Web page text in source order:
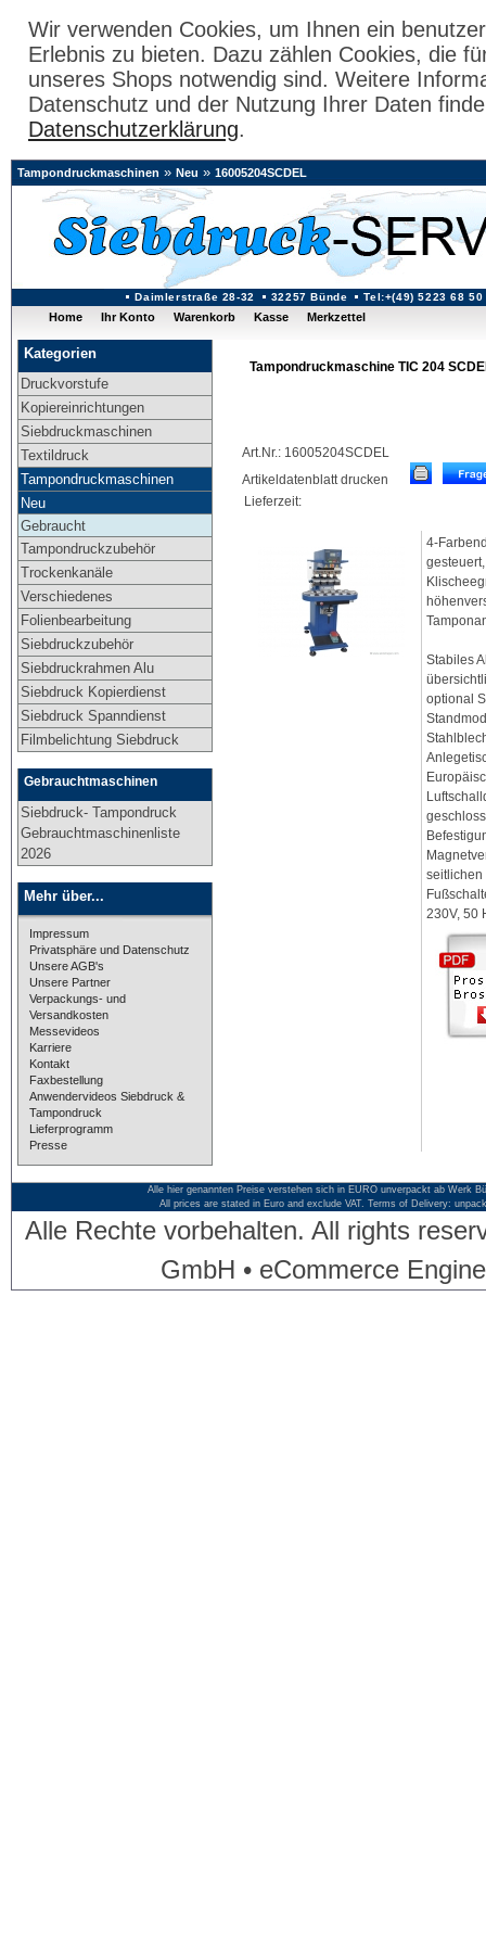
Wir verwenden Cookies, um Ihnen ein
Erlebnis zu bieten. Dazu zählen Cookies, die
unseres Shops notwendig sind. Weitere
Datenschutz und der Nutzung Ihrer Daten
Datenschutzerklärung.
Daimlerstraße 28-32 32257 Bünde Tel:+(49) 5223 68 50
Tampondruckmaschinen » Neu » 16005204SCDEL
Home Ihr Konto Warenkorb Kasse Merkzettel
Kategorien
Druckvorstufe
Kopiereinrichtungen
Siebdruckmaschinen
Textildruck
Tampondruckmaschinen
Neu
Gebraucht
Tampondruckzubehör
Trockenkanäle
Verschiedenes
Folienbearbeitung
Siebdruckzubehör
Siebdruckrahmen Alu
Siebdruck Kopierdienst
Siebdruck Spanndienst
Filmbelichtung Siebdruck
Gebrauchtmaschinen
Siebdruck- Tampondruck
Gebrauchtmaschinenliste
2026
Mehr über...
Impressum
Privatsphäre und Datenschutz
Unsere AGB's
Unsere Partner
Verpackungs- und
Versandkosten
Messevideos
Karriere
Kontakt
Faxbestellung
Anwendervideos Siebdruck &
Tampondruck
Lieferprogramm
Presse
Tampondruckmaschine TIC 204
Art.Nr.: 16005204SCDEL
Artikeldatenblatt drucken
Lieferzeit:
4-
Stabiles
optional
seitlichen
230V, 50
Alle hier genannten Preise verstehen sich in EURO unverpackt ab Werk
All prices are stated in Euro and exclude VAT. Terms of Delivery:
Alle Rechte vorbehalten. All rights
GmbH • eCommerce